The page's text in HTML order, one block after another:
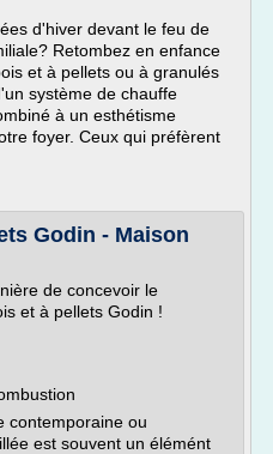
d'hiver devant le feu de
Retombez en enfance
et à pellets ou à granulés
système de chauffe
à un esthétisme
foyer. Ceux qui préfèrent
Godin - Maison
de concevoir le
et à pellets Godin !
contemporaine ou
est souvent un élémént